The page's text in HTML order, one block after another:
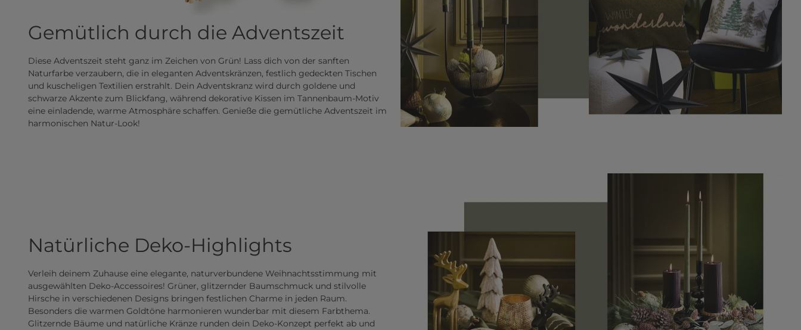
Gemütlich durch die Adventszeit
Diese Adventszeit steht ganz im Zeichen von Grün! Lass dich von der sanften
Naturfarbe verzaubern, die in eleganten Adventskränzen, festlich gedeckten Tischen
und kuscheligen Textilien erstrahlt. Dein Adventskranz wird durch goldene und
schwarze Akzente zum Blickfang, während dekorative Kissen im Tannenbaum-Motiv
eine einladende, warme Atmosphäre schaffen. Genieße die gemütliche Adventszeit im
harmonischen Natur-Look!
Natürliche Deko-Highlights
Verleih deinem Zuhause eine elegante, naturverbundene Weihnachtsstimmung mit
ausgewählten Deko-Accessoires! Grüner, glitzernder Baumschmuck und stilvolle
Hirsche in verschiedenen Designs bringen festlichen Charme in jeden Raum.
Besonders die warmen Goldtöne harmonieren wunderbar mit diesem Farbthema.
Glitzernde Bäume und natürliche Kränze runden dein Deko-Konzept perfekt ab und